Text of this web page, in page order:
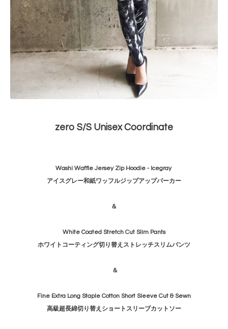
zero S/S Unisex Coordinate
Washi Waffle Jersey Zip Hoodie - Icegray
アイスグレー和紙ワッフルジップアップパーカー
＆
White Coated Stretch Cut Slim Pants
ホワイトコーティング切り替えストレッチスリムパンツ
＆
Fine Extra Long Staple Cotton Short Sleeve Cut & Sewn
高級超長綿切り替えショートスリーブカットソー